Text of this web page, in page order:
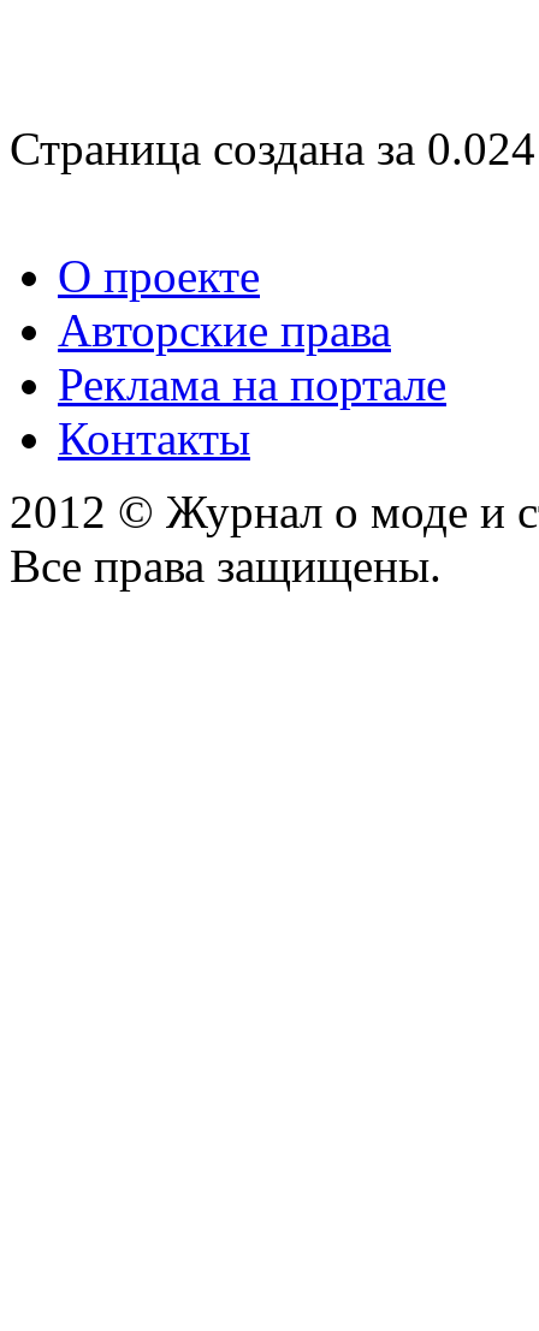
Страница создана за
О проекте
Авторские права
Реклама на портале
Контакты
2012 © Журнал о моде и
Все права защищены.